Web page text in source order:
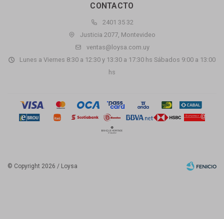
CONTACTO
2401 35 32
Justicia 2077, Montevideo
ventas@loysa.com.uy
Lunes a Viernes 8:30 a 12:30 y 13:30 a 17:30 hs Sábados 9:00 a 13:00
hs
© Copyright 2026 / Loysa